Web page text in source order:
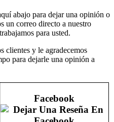
abajo para dejar una opinión o
un correo directo a nuestro
para usted.
clientes y le agradecemos
para dejarle una opinión a
Facebook